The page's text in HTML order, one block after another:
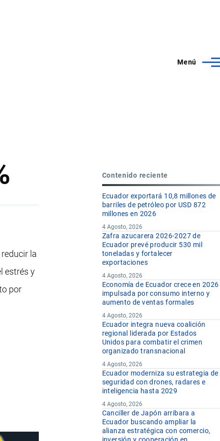
Menú
la
estrés y
por
Contenido reciente
Ecuador exportará 10,8 millones de
barriles de petróleo por USD 872
millones en 2026
4 Agosto, 2026
Zafra azucarera 2026-2027 de
Ecuador prevé producir 530 mil
toneladas y fortalecer
exportaciones
4 Agosto, 2026
Economía de Ecuador crece en 2026
impulsada por consumo interno y
aumento de ventas formales
4 Agosto, 2026
Ecuador integra nueva coalición
regional liderada por Estados
Unidos para combatir el crimen
organizado transnacional
4 Agosto, 2026
Ecuador moderniza su estrategia de
seguridad con drones, radares e
inteligencia hasta 2029
4 Agosto, 2026
Canciller de Japón arribara a
Ecuador buscando ampliar la
alianza estratégica con comercio,